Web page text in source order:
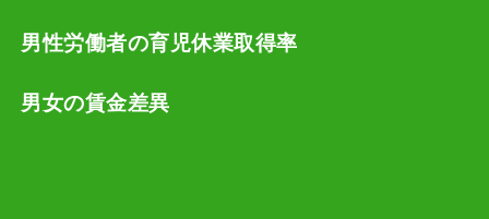
男性労働者の育児休業取得率
男女の賃金差異